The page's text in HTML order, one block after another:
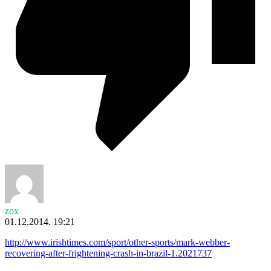
zox
01.12.2014. 19:21
http://www.irishtimes.com/sport/other-sports/mark-webber-
recovering-after-frightening-crash-in-brazil-1.2021737